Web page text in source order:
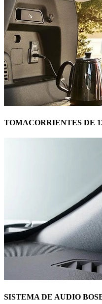
TOMACORRIENTES DE
SISTEMA DE AUDIO